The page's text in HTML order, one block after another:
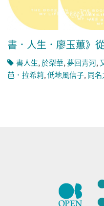
書．人生．廖玉蕙》
書人生,於梨華,夢回青河,
芭．拉希莉,低地風信子,同名